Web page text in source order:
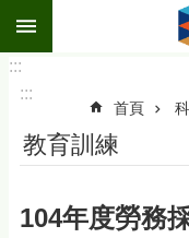
跳到主要內容區塊
:::
:::
首頁
教育訓練
104年度勞務